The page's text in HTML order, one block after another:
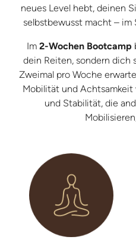
neues Level hebt, deinen
selbstbewusst macht – im
Im 2-Wochen Bootcamp
dein Reiten, sondern dich
Zweimal pro Woche
Mobilität und
und Stabilität, die